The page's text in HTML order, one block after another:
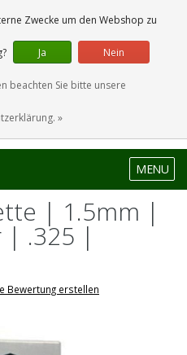
0 Artikel
MENU
| 1.5mm |
| .325 |
Bewertung erstellen
Zwecke um den Webshop zu
Ja Nein
beachten Sie bitte unsere
»